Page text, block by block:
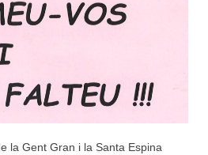
la Gent Gran i la Santa Espina